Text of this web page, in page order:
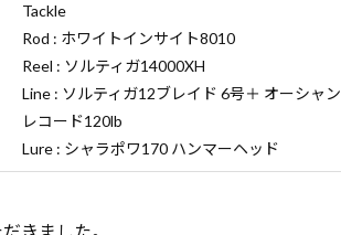
Tackle
Rod : ホワイトインサイト8010
Reel : ソルティガ14000XH
Line : ソルティガ12ブレイド 6号＋ オーシャン
レコード120lb
Lure : シャラポワ170 ハンマーヘッド